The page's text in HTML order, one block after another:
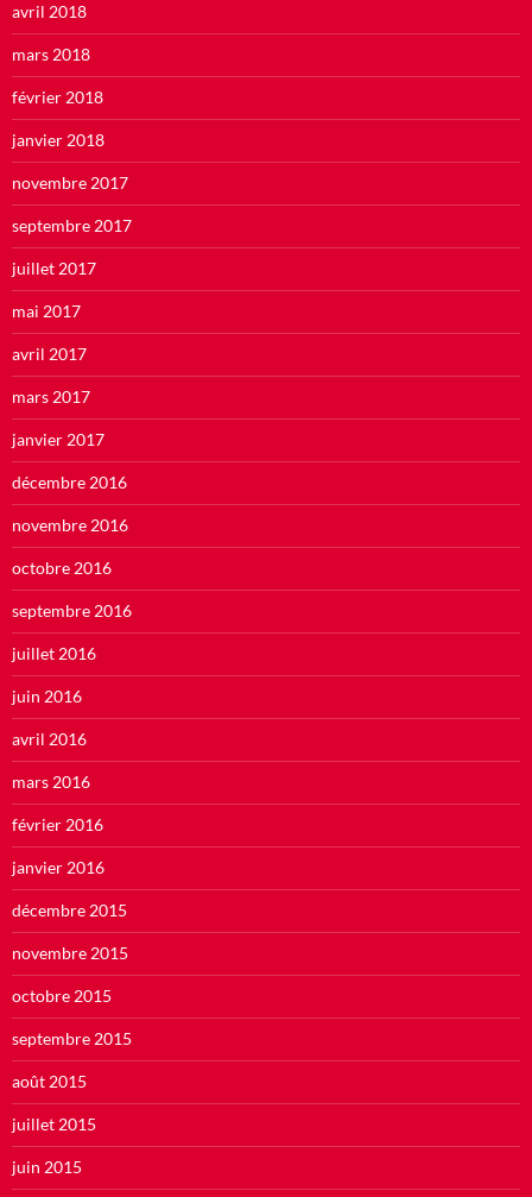
avril 2018
mars 2018
février 2018
janvier 2018
novembre 2017
septembre 2017
juillet 2017
mai 2017
avril 2017
mars 2017
janvier 2017
décembre 2016
novembre 2016
octobre 2016
septembre 2016
juillet 2016
juin 2016
avril 2016
mars 2016
février 2016
janvier 2016
décembre 2015
novembre 2015
octobre 2015
septembre 2015
août 2015
juillet 2015
juin 2015